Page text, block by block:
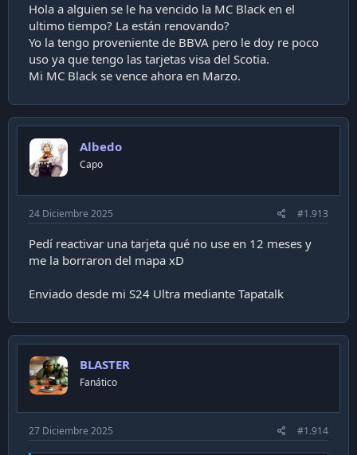
Hola a alguien se le ha vencido la MC Black en el
ultimo tiempo? La están renovando?
Yo la tengo proveniente de BBVA pero le doy re poco
uso ya que tengo las tarjetas visa del Scotia.
Mi MC Black se vence ahora en Marzo.
Albedo
Capo
24 Diciembre 2025 #1.913
Pedí reactivar una tarjeta qué no use en 12 meses y
me la borraron del mapa xD
Enviado desde mi S24 Ultra mediante Tapatalk
BLASTER
Fanático
27 Diciembre 2025 #1.914